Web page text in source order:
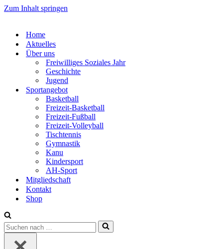
Zum Inhalt springen
Home
Aktuelles
Über uns
Freiwilliges Soziales Jahr
Geschichte
Jugend
Sportangebot
Basketball
Freizeit-Basketball
Freizeit-Fußball
Freizeit-Volleyball
Tischtennis
Gymnastik
Kanu
Kindersport
AH-Sport
Mitgliedschaft
Kontakt
Shop
Suchen
nach …